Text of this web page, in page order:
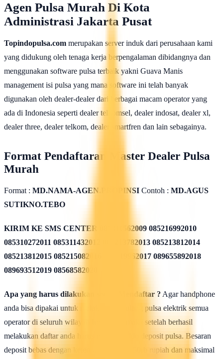
Agen Pulsa Murah Di Kota
Administrasi Jakarta Pusat
Topindopulsa.com merupakan server induk dari perusahaan kami
yang didukung oleh tenaga kerja berpengalaman dibidangnya dan
menggunakan software pulsa terbaik yakni Guava Manis
management isi pulsa yang mana software ini telah banyak
digunakan oleh dealer-dealer dari berbagai macam operator yang
ada di Indonesia seperti dealer telkomsel, dealer indosat, dealer xl,
dealer three, dealer telkom, dealer smartfren dan lain sebagainya.
Format Pendaftaran Master Dealer Pulsa
Murah
Format : MD.NAMA-AGEN.PROPINSI Contoh : MD.AGUS
SUTIKNO.TEBO
KIRIM KE SMS CENTER
085311562009 085216992010
085310272011 085311432012 085213782013 085213812014
085213812015 085215082016 085819962017 089655892018
089693512019 08568582020
Apa yang harus dilakukan seusai Mendaftar ? Agar handphone
anda bisa dipakai untuk melakukan isi ulang pulsa elektrik semua
operator di seluruh wilayah Indonesia, maka setelah berhasil
melakukan daftar anda harus mengisi saldo deposit pulsa. Besaran
deposit bebas dengan ketentuan minimal 50rb rupiah dan maksimal